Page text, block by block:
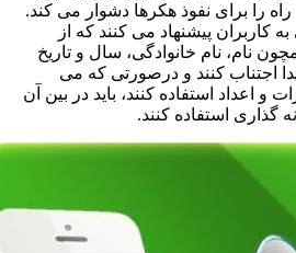
نفوذ هکرها دشوار می کند.
پیشنهاد می کنند که از
خانوادگی، سال و تاریخ
کنند و درصورتی که می
استفاده کنند، باید در بین آن
کنند.